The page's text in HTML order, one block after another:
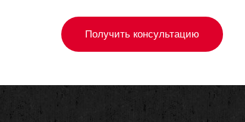
Получить консультацию